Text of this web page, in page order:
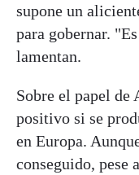
supone un
para gobernar.
lamentan.
Sobre el papel de
positivo si se
en Europa.
conseguido, pese